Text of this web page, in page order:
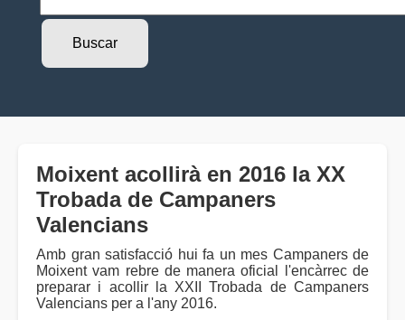
Moixent acollirà en 2016 la XX
Trobada de Campaners
Valencians
Amb gran satisfacció hui fa un mes Campaners de
Moixent vam rebre de manera oficial l'encàrrec de
preparar i acollir la XXII Trobada de Campaners
Valencians per a l'any 2016.